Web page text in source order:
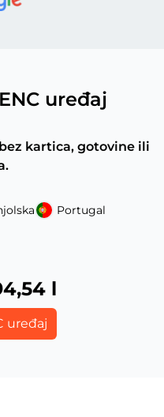
uređaj
kartica, gotovine ili
Portugal
l
uređaj